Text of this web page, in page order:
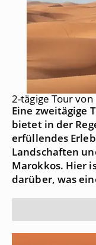
2-tägige Tour von
Eine zweitägige
bietet in der
erfüllendes
Landschaften
Marokkos. Hier
darüber, was